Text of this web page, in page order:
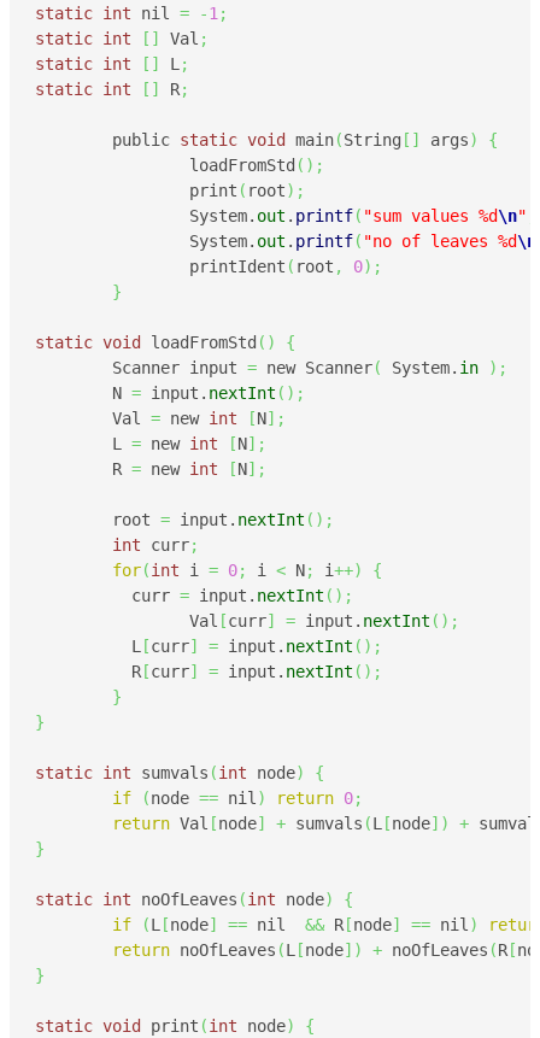
static int nil = -1 ;
static int [ ] Val ;
static int [ ] L ;
static int [ ] R;
	public
static void main(String [ ] args)
{
		loadFromStd
( ) ;
		print
( root) ;
		System.
out . printf( "sum values %d\n"
		System.
out . printf( "no of leaves %d\n
		printIdent
( root , 0) ;
}
static void loadFromStd ( )
{
	Scanner input
= new Scanner( System. in ) ;
	N
= input. nextInt ( ) ;
	Val
= new int [N] ;
	L
= new int [N] ;
	R
= new int [N] ;
	root
= input. nextInt ( ) ;
int curr;
for(int i = 0; i < N; i++)
{
	  curr
= input. nextInt ( ) ;
		Val
[curr] = input. nextInt ( ) ;
	  L
[curr] = input. nextInt ( ) ;
	  R
[curr] = input. nextInt ( ) ;
}
}
static int sumvals (int node)
{
if
(node == nil ) return 0;
return Val [node] + sumvals (L [node] ) +
}
static int noOfLeaves (int node)
{
if
(L [node] == nil && R [node] == nil )
return noOfLeaves (L [node] ) + noOfLeaves (R [
}
static void print (int node)
{